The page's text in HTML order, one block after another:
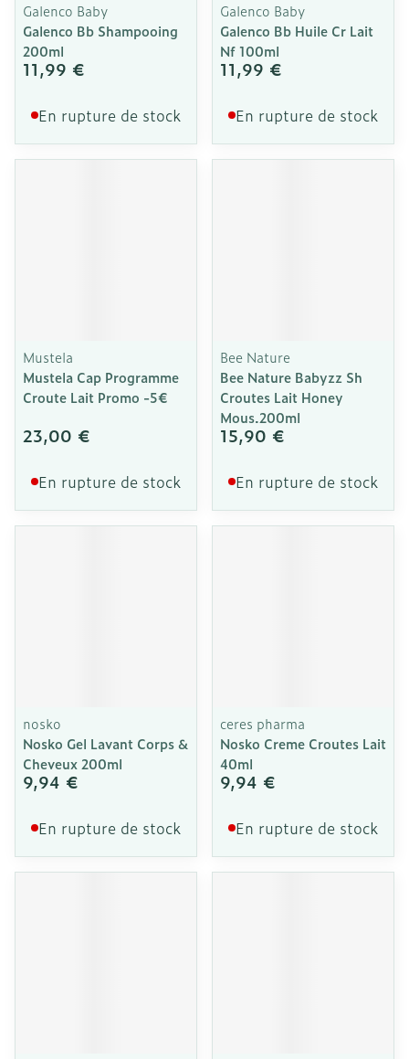
Galenco Baby
Galenco Bb Shampooing
200ml
11,99 €
En rupture de stock
Galenco Baby
Galenco Bb Huile Cr Lait
Nf 100ml
11,99 €
En rupture de stock
Mustela
Mustela Cap Programme
Croute Lait Promo -5€
23,00 €
En rupture de stock
Bee Nature
Bee Nature Babyzz Sh
Croutes Lait Honey
Mous.200ml
15,90 €
En rupture de stock
nosko
Nosko Gel Lavant Corps &
Cheveux 200ml
9,94 €
En rupture de stock
ceres pharma
Nosko Creme Croutes Lait
40ml
9,94 €
En rupture de stock